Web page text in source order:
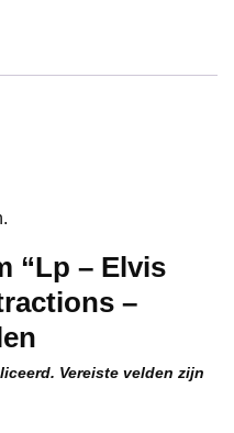
“Lp – Elvis
–
Vereiste velden zijn